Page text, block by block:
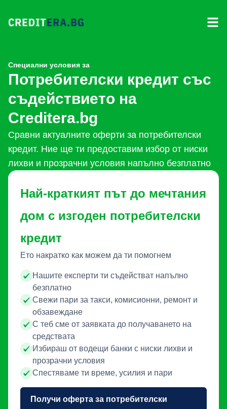
Специални условия за
Потребителски кредит със
съдействието на
Creditera.bg
Сравни актуалните оферти за потребителски
кредит. Ние ще ти предоставим избор от ниски
лихви и прозрачни условия напълно безплатно
Най-краткият път до мечтания
дом с изгоден потребителски
кредит
Ето накратко как можем да ти помогнем
Нашите експерти ти съдействат напълно
безплатно
Свежи пари за такси, комисионни, ремонт и
обзавеждане
С теб сме от заявката до получаването на
средствата
Избираш от водещи банки с ниски лихви и
прозрачни условия
Спестяваме ти време, усилия и пари
Получи оферта за потребителски